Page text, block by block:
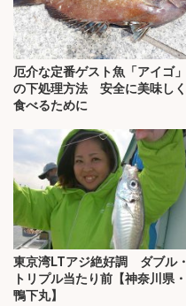
厄介な定番ゲスト魚「アイゴ」
の下処理方法 安全に美味しく
食べるために
東京湾LTアジ絶好調 ダブル・
トリプル当たり前【神奈川県・
鴨下丸】